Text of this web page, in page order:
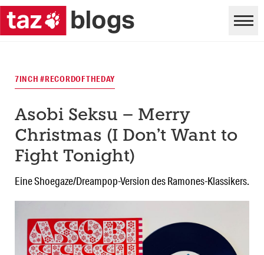
7INCH #RECORDOFTHEDAY
Asobi Seksu – Merry
Christmas (I Don’t Want to
Fight Tonight)
Eine Shoegaze/Dreampop-Version des Ramones-Klassikers.